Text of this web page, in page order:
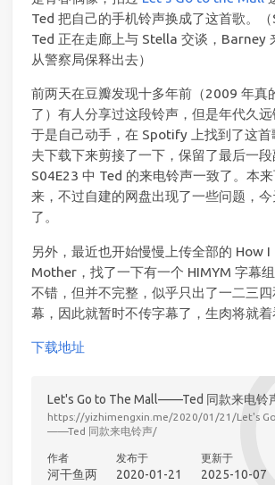
Ted 把自己的手机铃声换成了这首歌。（
Ted 正在走廊上与 Stella 交谈，Barney
从警察局保释出去）
前两天在豆瓣发现十多年前（2009 年真
了）有人分享过这段铃声，但是年代久远
于是自己动手，在 Spotify 上找到了这首
夫下载下来剪接了一下，保留了最后一
S04E23 中 Ted 的来电铃声一致了。本
来，不过自建的网盘出现了一些问题，
了。
另外，最近也开始慢慢上传全部的 How
Mother，找了一下有一个 HIMYM 字幕
不错，但并不完整，似乎只出了一二三
幕，因此就暂时不传字幕了，生肉将就着
下载地址
Let's Go to The Mall——Ted 同款来电铃
https://yizhimengxin.me/2020/01/21/Let's
——Ted 同款来电铃声/
作者
河干鱼两
发布于
2020-01-21
更新于
2025-10-07